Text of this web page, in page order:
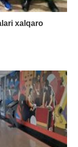
xalqaro